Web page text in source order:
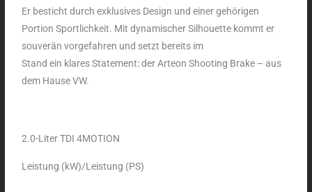
Er besticht durch exklusives Design und einer gehörigen
Portion Sportlichkeit. Mit dynamischer Silhouette kommt er
souverän vorgefahren und setzt bereits im
Stand ein klares Statement: der Arteon Shooting Brake – aus
dem Hause VW.
2.0-Liter TDI 4MOTION
Leistung (kW)/Leistung (PS)